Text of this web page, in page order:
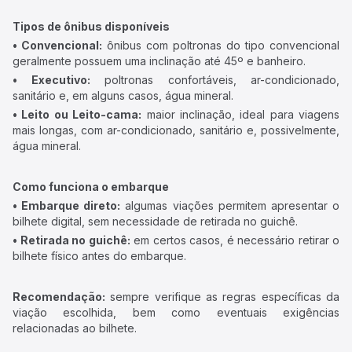
Tipos de ônibus disponíveis
• Convencional: ônibus com poltronas do tipo convencional
geralmente possuem uma inclinação até 45º e banheiro.
• Executivo: poltronas confortáveis, ar-condicionado,
sanitário e, em alguns casos, água mineral.
• Leito ou Leito-cama: maior inclinação, ideal para viagens
mais longas, com ar-condicionado, sanitário e, possivelmente,
água mineral.
Como funciona o embarque
• Embarque direto: algumas viações permitem apresentar o
bilhete digital, sem necessidade de retirada no guichê.
• Retirada no guichê: em certos casos, é necessário retirar o
bilhete físico antes do embarque.
Recomendação: sempre verifique as regras específicas da
viação escolhida, bem como eventuais exigências
relacionadas ao bilhete.